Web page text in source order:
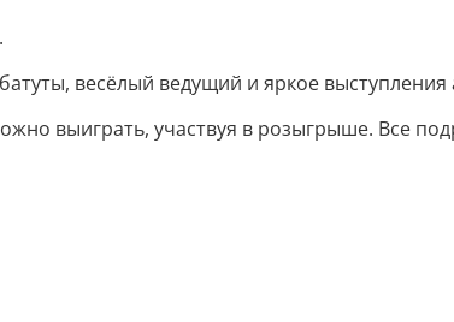
весёлый ведущий и яркое выступления
выиграть, участвуя в розыгрыше. Все